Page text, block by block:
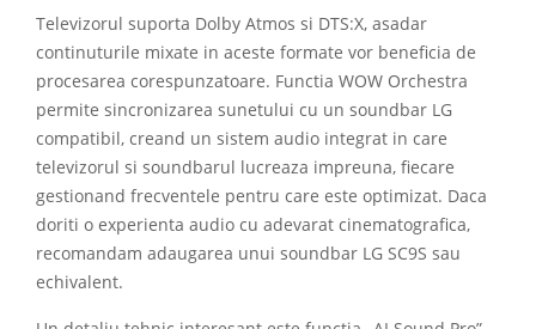
Televizorul suporta Dolby Atmos si DTS:X, asadar
continuturile mixate in aceste formate vor beneficia de
procesarea corespunzatoare. Functia WOW Orchestra
permite sincronizarea sunetului cu un soundbar LG
compatibil, creand un sistem audio integrat in care
televizorul si soundbarul lucreaza impreuna, fiecare
gestionand frecventele pentru care este optimizat. Daca
doriti o experienta audio cu adevarat cinematografica,
recomandam adaugarea unui soundbar LG SC9S sau
echivalent.